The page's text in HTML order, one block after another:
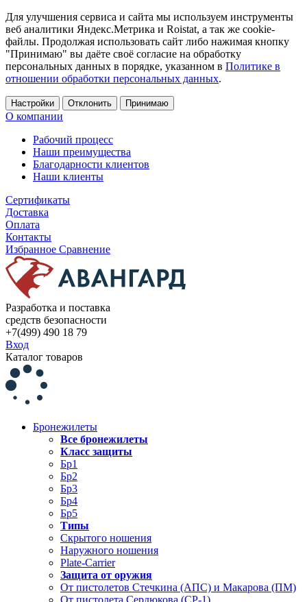
Для улучшения сервиса и сайта мы используем инструменты
веб аналитики Яндекс.Метрика и Roistat, а так же cookie-
файлы. Продолжая использовать сайт либо нажимая кнопку
"Принимаю" вы даёте своё согласие на обработку
персональных данных в порядке, указанном в Политике в
отношении обработки персональных данных.
Настройки Отклонить Принимаю
О компании
Рабочий процесс
Наши преимущества
Благодарности клиентов
Наши клиенты
Сертификаты
Доставка
Оплата
Контакты
Избранное Сравнение
Разработка и поставка
средств безопасности
+7(499) 490 18 79
Вход
Каталог товаров
Бронежилеты
Все бронежилеты
Класс защиты
Бр1
Бр2
Бр3
Бр4
Бр5
Типы
Скрытого ношения
Наружного ношения
Plate-Carrier
Защита от оружия
От пистолетов Стечкина (АПС) и Макарова (ПМ)
От пистолета Сердюкова (СР-1)